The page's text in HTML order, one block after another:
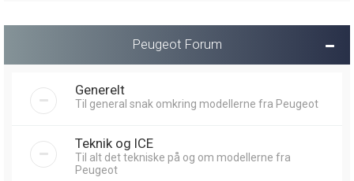
Peugeot Forum
Generelt
Til general snak omkring modellerne fra Peugeot
Teknik og ICE
Til alt det tekniske på og om modellerne fra
Peugeot